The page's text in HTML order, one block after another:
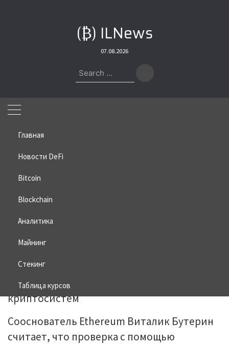
(₿) ILNews
07.08.2026
Search
for:
Главная
Новости DeFi
Bitcoin
Blockchain
Аналитика
Майнинг
Стекинг
Таблица курсов
Home»Bitcoin
проверки криптосистем
Сооснователь Ethereum Виталик Бутерин
считает, что проверка с помощью